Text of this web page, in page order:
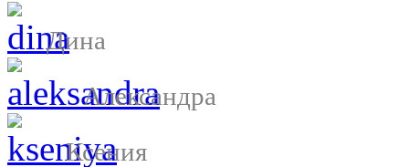
Дина
Александра
Ксения